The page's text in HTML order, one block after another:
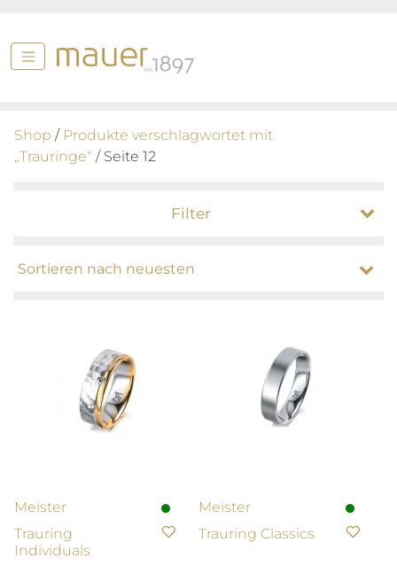
Shop / Produkte verschlagwortet mit
„Trauringe“ / Seite 12
Filter
Meister
Trauring
Individuals
Meister
Trauring Classics